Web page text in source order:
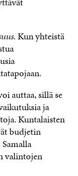
Kun yhteistä
auttaa, sillä se
ja
Kuntalaisten
budjetin
valintojen